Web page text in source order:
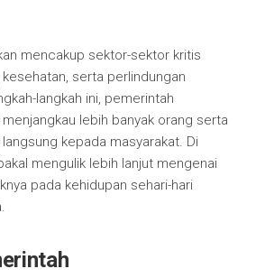
mencakup sektor-sektor kritis
serta perlindungan
langkah ini, pemerintah
lebih banyak orang serta
kepada masyarakat. Di
mengulik lebih lanjut mengenai
pada kehidupan sehari-hari